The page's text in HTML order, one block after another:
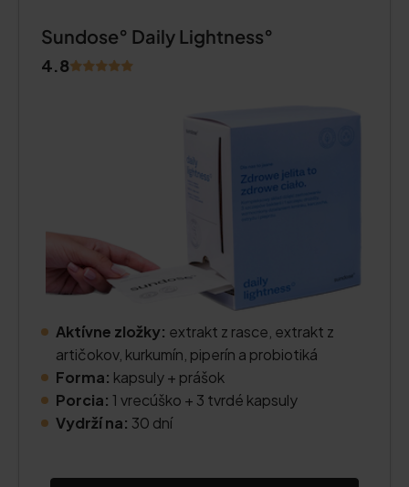
Sundose° Daily Lightness°
4.8
Aktívne zložky: extrakt z rasce, extrakt z
artičokov, kurkumín, piperín a probiotiká
Forma: kapsuly + prášok
Porcia: 1 vrecúško + 3 tvrdé kapsuly
Vydrží na: 30 dní